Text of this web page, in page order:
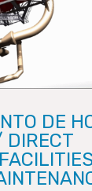
DE
DIRECT